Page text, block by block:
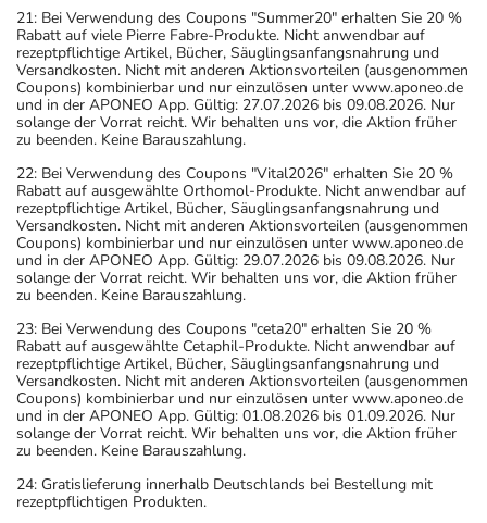
Beschwerden auftreten. Deshalb sollte die Behandlung
langsam, das heißt mit einem schrittweisen
Ausschleichen der Dosis, beendet werden. Lassen Sie
sich dazu am besten von Ihrem Arzt oder Apotheker
beraten.
- Dieses Arzneimittel enthält Stoffe, die unter
Umständen als Dopingstoffe eingeordnet werden
können. Fragen Sie dazu Ihren Arzt oder Apotheker.
- Vorsicht bei Allergie gegen Betablocker!
- Vorsicht bei Allergie gegen Maisstärke!
- Vorsicht bei Allergie gegen Polyethylenglykol(PEG)-
- Vorsicht bei Allergie gegen Propylenglykol und ähnliche
Stoffe!
- Vorsicht bei einer Unverträglichkeit gegenüber Glucose.
Wenn Sie eine Diabetes-Diät einhalten müssen, sollten
Sie den Zuckergehalt berücksichtigen.
Saccharose. Wenn Sie eine Diabetes-Diät einhalten
21: Bei Verwendung des Coupons "Summer20" erhalten Sie 20 %
Rabatt auf viele Pierre Fabre-Produkte. Nicht anwendbar auf
rezeptpflichtige Artikel, Bücher, Säuglingsanfangsnahrung und
Versandkosten. Nicht mit anderen Aktionsvorteilen (ausgenommen
Coupons) kombinierbar und nur einzulösen unter www.aponeo.de
und in der APONEO App. Gültig: 27.07.2026 bis 09.08.2026. Nur
solange der Vorrat reicht. Wir behalten uns vor, die Aktion früher
zu beenden. Keine Barauszahlung.
22: Bei Verwendung des Coupons "Vital2026" erhalten Sie 20 %
Rabatt auf ausgewählte Orthomol-Produkte. Nicht anwendbar auf
rezeptpflichtige Artikel, Bücher, Säuglingsanfangsnahrung und
Versandkosten. Nicht mit anderen Aktionsvorteilen (ausgenommen
Coupons) kombinierbar und nur einzulösen unter www.aponeo.de
und in der APONEO App. Gültig: 29.07.2026 bis 09.08.2026. Nur
solange der Vorrat reicht. Wir behalten uns vor, die Aktion früher
zu beenden. Keine Barauszahlung.
23: Bei Verwendung des Coupons "ceta20" erhalten Sie 20 %
Rabatt auf ausgewählte Cetaphil-Produkte. Nicht anwendbar auf
rezeptpflichtige Artikel, Bücher, Säuglingsanfangsnahrung und
Versandkosten. Nicht mit anderen Aktionsvorteilen (ausgenommen
Coupons) kombinierbar und nur einzulösen unter www.aponeo.de
und in der APONEO App. Gültig: 01.08.2026 bis 01.09.2026. Nur
solange der Vorrat reicht. Wir behalten uns vor, die Aktion früher
zu beenden. Keine Barauszahlung.
24: Gratislieferung innerhalb Deutschlands bei Bestellung mit
rezeptpflichtigen Produkten.